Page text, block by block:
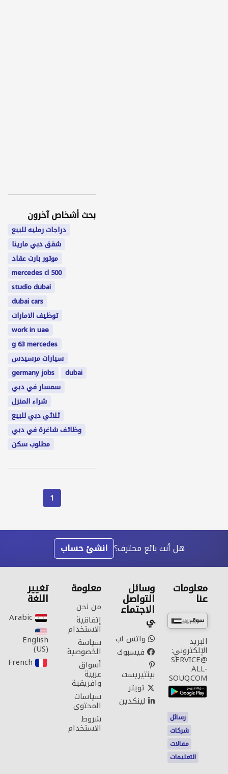
بحث أشخاص آخرون
دراجات رمليه للبيع
شقق دبي مارينا
موتور بارت عقاد
mercedes cl 500
studio dubai
dubai cars
توظيف الامارات
work in uae
g 63 mercedes
سيارات مرسيدس
germany jobs
dubai
سمسار في دبي
شراء المنزل
ثلاثي دبي للبيع
وظائف شاغرة في دبي
مطلوب سكن
1
هل أنت بائع محترف؟ انشئ حساب
معلومات
عنا
البريد
الإلكتروني:
SERVICE@
ALL-
SOUQ.COM
رسائل
شركات
مقالات
التعليمات
وسائل
التواصل
الاجتماع
ي
واتس اب
فيسبوك
بينتيريست
تويتر
لينكدين
معلومة
من نحن
إتفاقية
الاستخدام
سياسة
الخصوصية
أسواق
عربية
وافريقية
سياسات
المحتوى
شروط
الاستخدام
تغيير
اللغة
Arabic‎
English
(US)‎
French‎